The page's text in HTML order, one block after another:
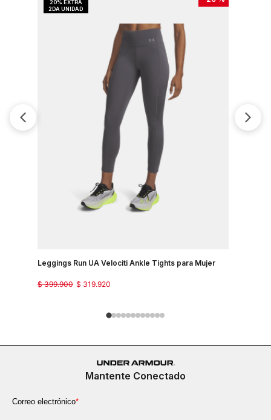
Leggings Run UA Velociti Ankle Tights para Mujer
$ 319.920
$ 399.900
Mantente Conectado